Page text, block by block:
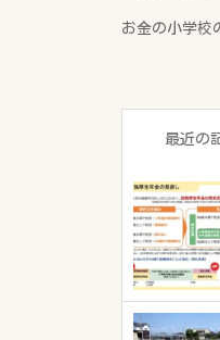
お金の小学校
最近の